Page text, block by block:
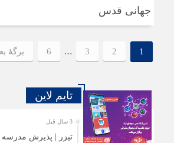
جهانی قدس
1
2
3
…
6 برگهٔ
تایم لاین
3 سال قبل
تیزر | پذیرش